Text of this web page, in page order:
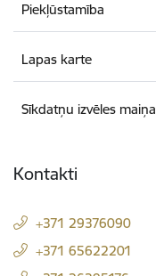
Piekļūstamība
Lapas karte
Sīkdatņu izvēles maiņa
Kontakti
+371 29376090
+371 65622201